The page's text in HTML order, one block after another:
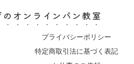
オンラインパン教室
プライバシーポリシー
特定商取引法に基づく表記